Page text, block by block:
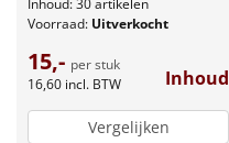
Inhoud: 30 artikelen
Voorraad: Uitverkocht
15,- per stuk
16,60 incl. BTW Inhoud
Vergelijken